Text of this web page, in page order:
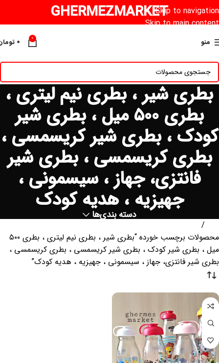
Skip to navigation
Skip to main content
GHERMEZMARKET
منو 0 ۰
بطری شیر ، بطری نیم لیتری ،
بطری ۵۰۰ میل ، بطری شیر
کودک ، بطری شیر کریسمسی ،
بطری کریسمسی ، بطری شیر
فانتزی، جهاز ، سیسمونی ،
جهیزیه ، هدیه کودک
دسته بندی‌ها
محصولات برچسب خورده “بطری شیر ، بطری نیم لیتری ، بطری ۵۰۰
میل ، بطری شیر کودک ، بطری شیر کریسمسی ، بطری کریسمسی ،
بطری شیر فانتزی، جهاز ، سیسمونی ، جهیزیه ، هدیه کودک”